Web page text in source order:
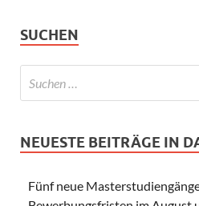
SUCHEN
NEUESTE BEITRÄGE IN
Fünf neue